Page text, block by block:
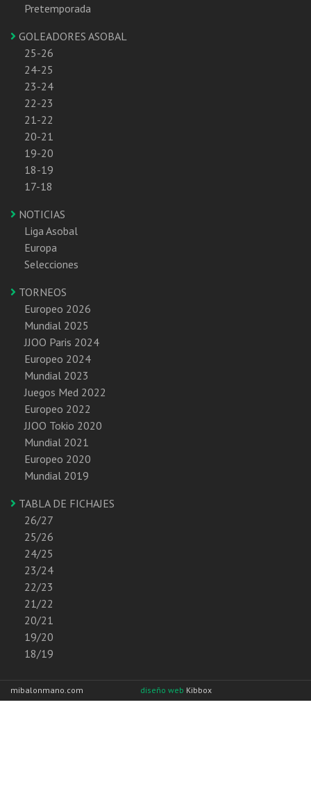
Pretemporada
GOLEADORES ASOBAL
25-26
24-25
23-24
22-23
21-22
20-21
19-20
18-19
17-18
NOTICIAS
Liga Asobal
Europa
Selecciones
TORNEOS
Europeo 2026
Mundial 2025
JJOO Paris 2024
Europeo 2024
Mundial 2023
Juegos Med 2022
Europeo 2022
JJOO Tokio 2020
Mundial 2021
Europeo 2020
Mundial 2019
TABLA DE FICHAJES
26/27
25/26
24/25
23/24
22/23
21/22
20/21
19/20
18/19
mibalonmano.com diseño web Kibbox